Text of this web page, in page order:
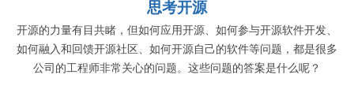
思考开源
开源的力量有目共睹，但如何应用开源、如何参与开源软件开发、
如何融入和回馈开源社区、如何开源自己的软件等问题，都是很多
公司的工程师非常关心的问题。这些问题的答案是什么呢？